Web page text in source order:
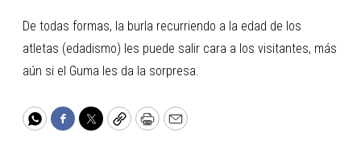
De todas formas, la burla recurriendo a la edad de los
atletas (edadismo) les puede salir cara a los visitantes, más
aún si el Guma les da la sorpresa.
WhatsApp
Facebook
TwitterCopyPrintEmail